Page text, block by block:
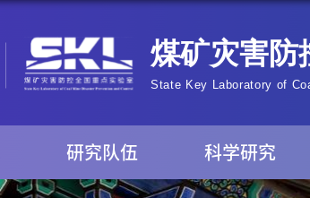
研究队伍 科学研究